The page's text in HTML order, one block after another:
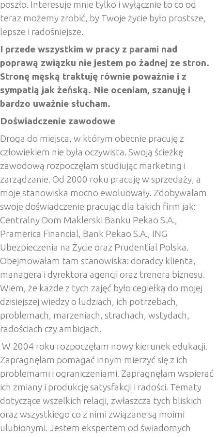
poszło. Interesuje mnie tylko i wyłącznie to co od
teraz możemy zrobić, by Twoje życie było prostsze,
lepsze i radośniejsze.
I przede wszystkim w pracy z parami nad
poprawą związku nie jestem po żadnej ze stron.
Stronę męską traktuję równie poważnie i z
sympatią jak żeńską. Nie oceniam, szanuję i
bardzo uważnie słucham.
Doświadczenie zawodowe
Droga do miejsca, w którym obecnie pracuję z
człowiekiem nie była oczywista. Swoją ścieżkę
zawodową rozpoczęłam studiując marketing i
zarządzanie. Od 2000 roku pracuję w sprzedaży, a
moje stanowiska mocno ewoluowały. Zdobywałam
swoje doświadczenie pracując dla takich firm jak:
Centralny Dom Maklerski Banku Pekao S.A.,
Pramerica Financial, Bank Pekao S.A., ING
Ubezpieczenia na Życie oraz Prudential Polska.
Obejmowałam tam stanowiska: doradcy klienta,
managera i dyrektora agencji oraz trenera biznesu.
Wiem, że każde z tych zajęć było cegiełką do mojej
dzisiejszej wiedzy o ludziach, ich potrzebach,
problemach, marzeniach, strachach, wstydach,
radościach czy ambicjach.
W 2004 roku rozpoczęłam nowy kierunek edukacji.
Zapragnęłam pomagać innym mierzyć się z ich
problemami i ograniczeniami. Zapragnęłam wspierać
ich zmiany i produkcję satysfakcji i radości. Tematy
dotyczące wszelkich relacji, zwłaszcza tych bliskich
oraz wszystkiego co z nimi związane są moimi
ulubionymi. Jestem ekspertem od świadomych